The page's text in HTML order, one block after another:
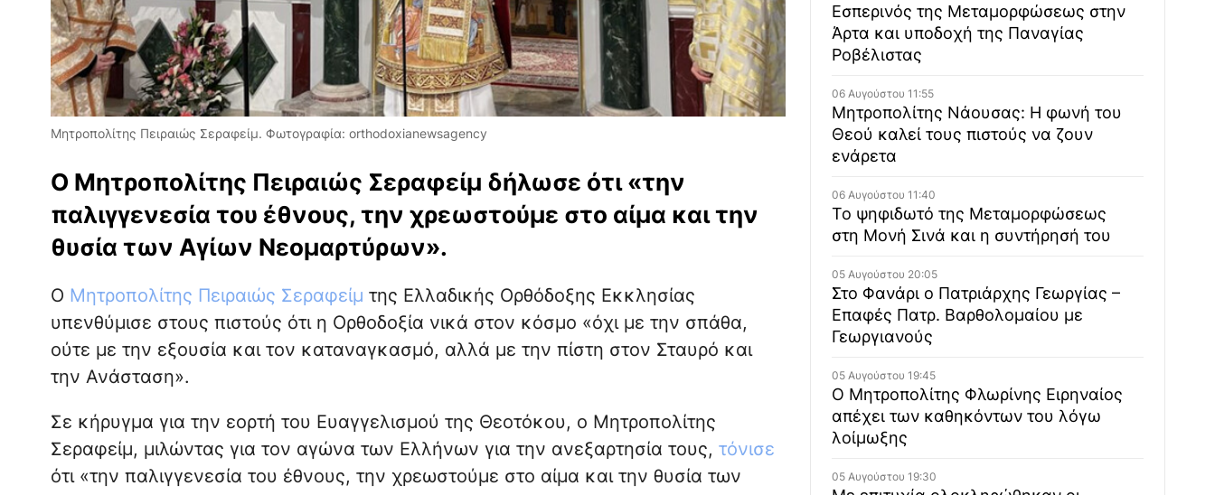
Μητροπολίτης Πειραιώς Σεραφείμ. Φωτογραφία: orthodoxianewsagency
Ο Μητροπολίτης Πειραιώς Σεραφείμ δήλωσε ότι «την
παλιγγενεσία του έθνους, την χρεωστούμε στο αίμα και την
θυσία των Αγίων Νεομαρτύρων».
Ο Μητροπολίτης Πειραιώς Σεραφείμ της Ελλαδικής Ορθόδοξης Εκκλησίας
υπενθύμισε στους πιστούς ότι η Ορθοδοξία νικά στον κόσμο «όχι με την σπάθα,
ούτε με την εξουσία και τον καταναγκασμό, αλλά με την πίστη στον Σταυρό και
την Ανάσταση».
Σε κήρυγμα για την εορτή του Ευαγγελισμού της Θεοτόκου, ο Μητροπολίτης
Σεραφείμ, μιλώντας για τον αγώνα των Ελλήνων για την ανεξαρτησία τους, τόνισε
ότι «την παλιγγενεσία του έθνους, την χρεωστούμε στο αίμα και την θυσία των
Εσπερινός της Μεταμορφώσεως στην
Άρτα και υποδοχή της Παναγίας
Ροβέλιστας
06 Αυγούστου 11:55
Μητροπολίτης Νάουσας: Η φωνή του
Θεού καλεί τους πιστούς να ζουν
ενάρετα
06 Αυγούστου 11:40
Το ψηφιδωτό της Μεταμορφώσεως
στη Μονή Σινά και η συντήρησή του
05 Αυγούστου 20:05
Στο Φανάρι ο Πατριάρχης Γεωργίας –
Επαφές Πατρ. Βαρθολομαίου με
Γεωργιανούς
05 Αυγούστου 19:45
Ο Μητροπολίτης Φλωρίνης Ειρηναίος
απέχει των καθηκόντων του λόγω
λοίμωξης
05 Αυγούστου 19:30